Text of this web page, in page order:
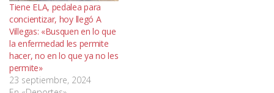
Tiene ELA, pedalea para
concientizar, hoy llegó A
Villegas: «Busquen en lo que
la enfermedad les permite
hacer, no en lo que ya no les
permite»
23 septiembre, 2024